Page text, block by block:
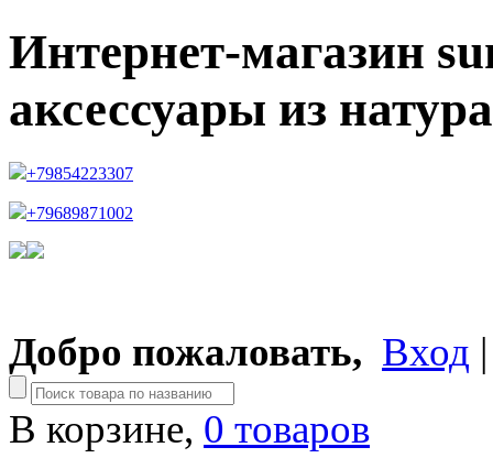
Интернет-магазин
аксессуары из
+79854223307
+79689871002
Добро пожаловать, Вход
В корзине, 0 товаров